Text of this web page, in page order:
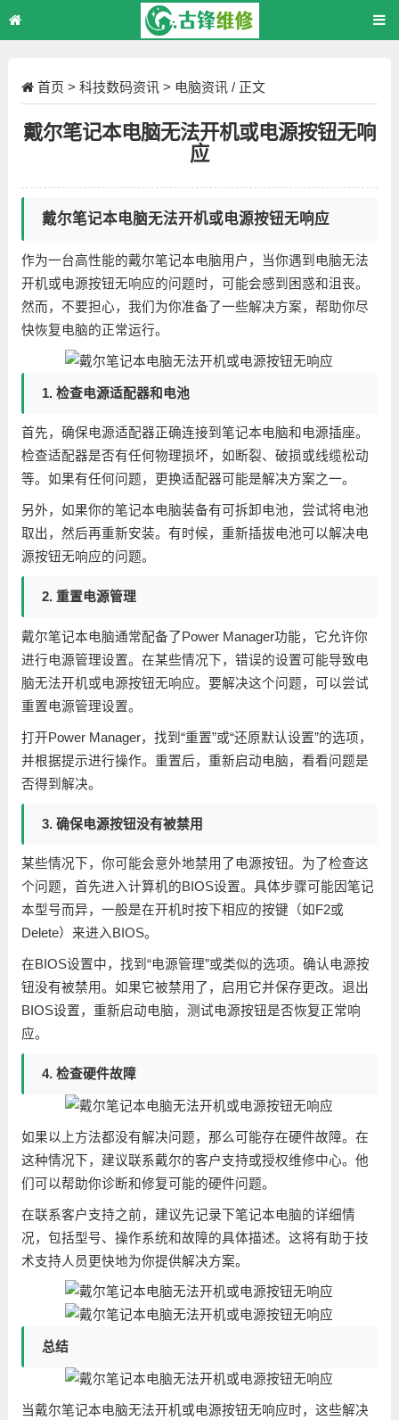
首页 > 科技数码资讯 > 电脑资讯 / 正文
戴尔笔记本电脑无法开机或电源按钮无响
应
戴尔笔记本电脑无法开机或电源按钮无响应
作为一台高性能的戴尔笔记本电脑用户，当你遇到电脑无法
开机或电源按钮无响应的问题时，可能会感到困惑和沮丧。
然而，不要担心，我们为你准备了一些解决方案，帮助你尽
快恢复电脑的正常运行。
1. 检查电源适配器和电池
首先，确保电源适配器正确连接到笔记本电脑和电源插座。
检查适配器是否有任何物理损坏，如断裂、破损或线缆松动
等。如果有任何问题，更换适配器可能是解决方案之一。
另外，如果你的笔记本电脑装备有可拆卸电池，尝试将电池
取出，然后再重新安装。有时候，重新插拔电池可以解决电
源按钮无响应的问题。
2. 重置电源管理
戴尔笔记本电脑通常配备了Power Manager功能，它允许你
进行电源管理设置。在某些情况下，错误的设置可能导致电
脑无法开机或电源按钮无响应。要解决这个问题，可以尝试
重置电源管理设置。
打开Power Manager，找到“重置”或“还原默认设置”的选项，
并根据提示进行操作。重置后，重新启动电脑，看看问题是
否得到解决。
3. 确保电源按钮没有被禁用
某些情况下，你可能会意外地禁用了电源按钮。为了检查这
个问题，首先进入计算机的BIOS设置。具体步骤可能因笔记
本型号而异，一般是在开机时按下相应的按键（如F2或
Delete）来进入BIOS。
在BIOS设置中，找到“电源管理”或类似的选项。确认电源按
钮没有被禁用。如果它被禁用了，启用它并保存更改。退出
BIOS设置，重新启动电脑，测试电源按钮是否恢复正常响
应。
4. 检查硬件故障
如果以上方法都没有解决问题，那么可能存在硬件故障。在
这种情况下，建议联系戴尔的客户支持或授权维修中心。他
们可以帮助你诊断和修复可能的硬件问题。
在联系客户支持之前，建议先记录下笔记本电脑的详细情
况，包括型号、操作系统和故障的具体描述。这将有助于技
术支持人员更快地为你提供解决方案。
总结
当戴尔笔记本电脑无法开机或电源按钮无响应时，这些解决